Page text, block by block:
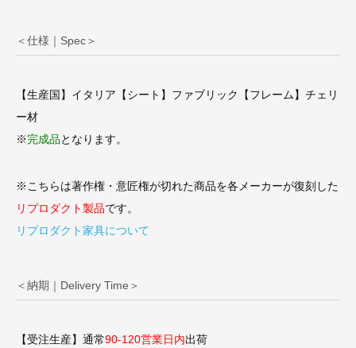
＜仕様｜Spec＞
【生産国】イタリア【シート】ファブリック【フレーム】チェリ
ー材
※完成品となります。
※こちらは著作権・意匠権が切れた商品を各メーカーが復刻した
リプロダクト製品です。
リプロダクト家具について
＜納期｜Delivery Time＞
【受注生産】通常90-120営業日内出荷